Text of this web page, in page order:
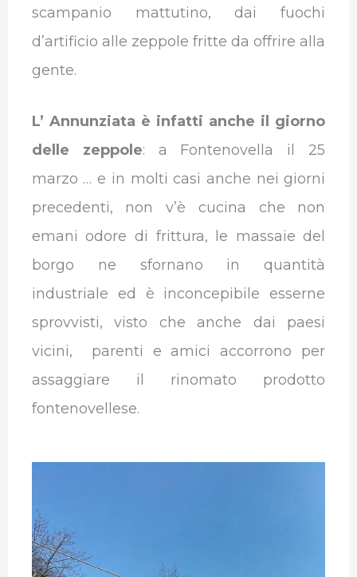
scampanio mattutino, dai fuochi
d’artificio alle zeppole fritte da offrire alla
gente.
L’ Annunziata è infatti anche il giorno
delle zeppole: a Fontenovella il 25
marzo … e in molti casi anche nei giorni
precedenti, non v’è cucina che non
emani odore di frittura, le massaie del
borgo ne sfornano in quantità
industriale ed è inconcepibile esserne
sprovvisti, visto che anche dai paesi
vicini, parenti e amici accorrono per
assaggiare il rinomato prodotto
fontenovellese.